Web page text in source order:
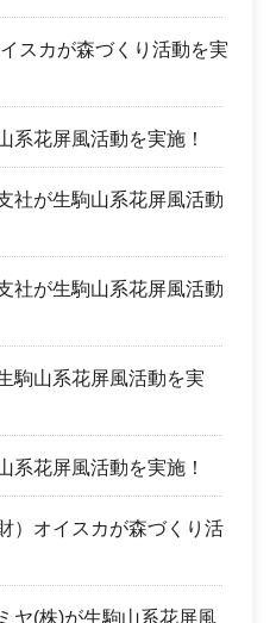
スカが森づくり活動を実
系花屏風活動を実施！
社が生駒山系花屏風活動
社が生駒山系花屏風活動
駒山系花屏風活動を実
系花屏風活動を実施！
）オイスカが森づくり活
ヤ(株)が生駒山系花屏風